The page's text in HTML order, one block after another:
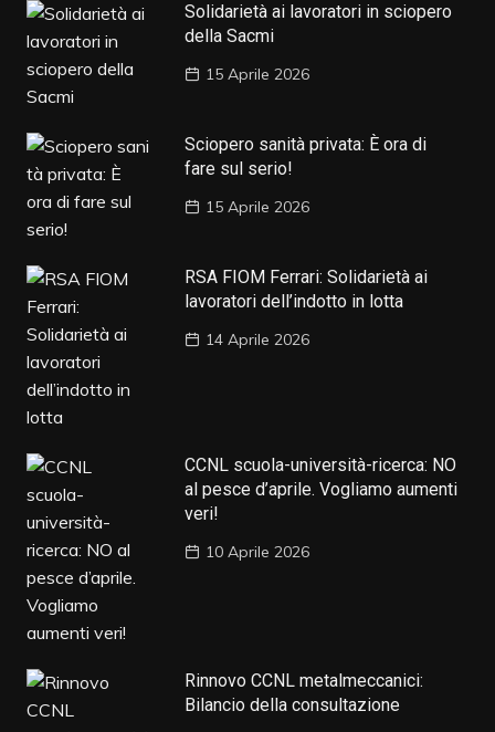
Solidarietà ai lavoratori in sciopero
della Sacmi
15 Aprile 2026
Sciopero sanità privata: È ora di
fare sul serio!
15 Aprile 2026
RSA FIOM Ferrari: Solidarietà ai
lavoratori dell’indotto in lotta
14 Aprile 2026
CCNL scuola-università-ricerca: NO
al pesce d’aprile. Vogliamo aumenti
veri!
10 Aprile 2026
Rinnovo CCNL metalmeccanici:
Bilancio della consultazione